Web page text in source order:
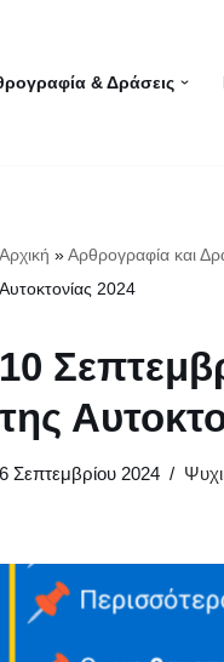
& Δράσεις
Αρχική »Αρθρογραφία και
Αυτοκτονίας 2024
10
της
6 Σεπτεμβρίου 2024